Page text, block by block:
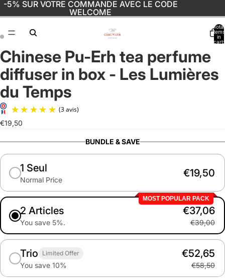
-5% SUR VOTRE COMMANDE AVEC LE CODE
WELCOME
Total
items
in
cart:
Open
image
in
full
screen
Open
image
in
full
screen
Chinese Pu-Erh tea perfume
diffuser in box - Les Lumières
du Temps
€19,50
BUNDLE & SAVE
1 Seul
Normal Price
€19,50
MOST POPULAR PACK
2 Articles
You save 5%.
€37,06
€39,00
Trio Limited Offer
You save 10%
€52,65
€58,50